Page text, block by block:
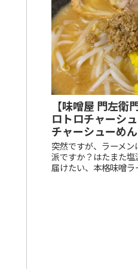
【味噌屋 門左衛
ロトロチャーシ
チャーシューめん
突然ですが、ラーメ
派ですか？はたまた
届けたい、本格味噌ラ